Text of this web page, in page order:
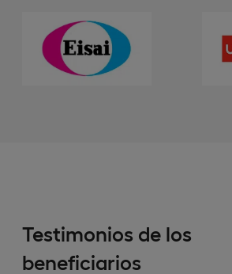
Testimonios de los
beneficiarios